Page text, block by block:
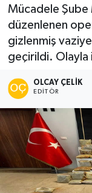
Mücadele Şube
düzenlenen
gizlenmiş
geçirildi. Olayla
OLCAY ÇELIK
EDITÖR
Sağlık
Gündem
Teknoloji
Kültür
Tüm
Son Dakika